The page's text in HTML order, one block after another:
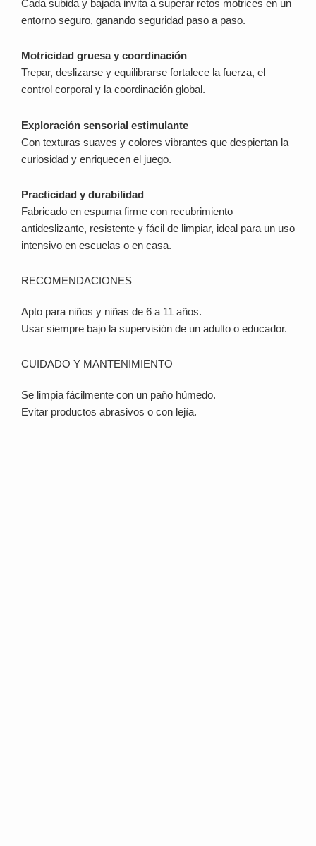
Cada subida y bajada invita a superar retos motrices en un
entorno seguro, ganando seguridad paso a paso.
Motricidad gruesa y coordinación
Trepar, deslizarse y equilibrarse fortalece la fuerza, el
control corporal y la coordinación global.
Exploración sensorial estimulante
Con texturas suaves y colores vibrantes que despiertan la
curiosidad y enriquecen el juego.
Practicidad y durabilidad
Fabricado en espuma firme con recubrimiento
antideslizante, resistente y fácil de limpiar, ideal para un uso
intensivo en escuelas o en casa.
RECOMENDACIONES
Apto para niños y niñas de 6 a 11 años.
Usar siempre bajo la supervisión de un adulto o educador.
CUIDADO Y MANTENIMIENTO
Se limpia fácilmente con un paño húmedo.
Evitar productos abrasivos o con lejía.